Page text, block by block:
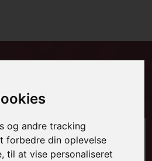
og andre tracking
forbedre din oplevelse
til at vise personaliseret
i Holeby